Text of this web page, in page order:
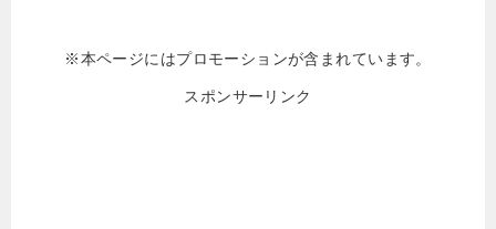
※本ページにはプロモーションが含まれています。
スポンサーリンク